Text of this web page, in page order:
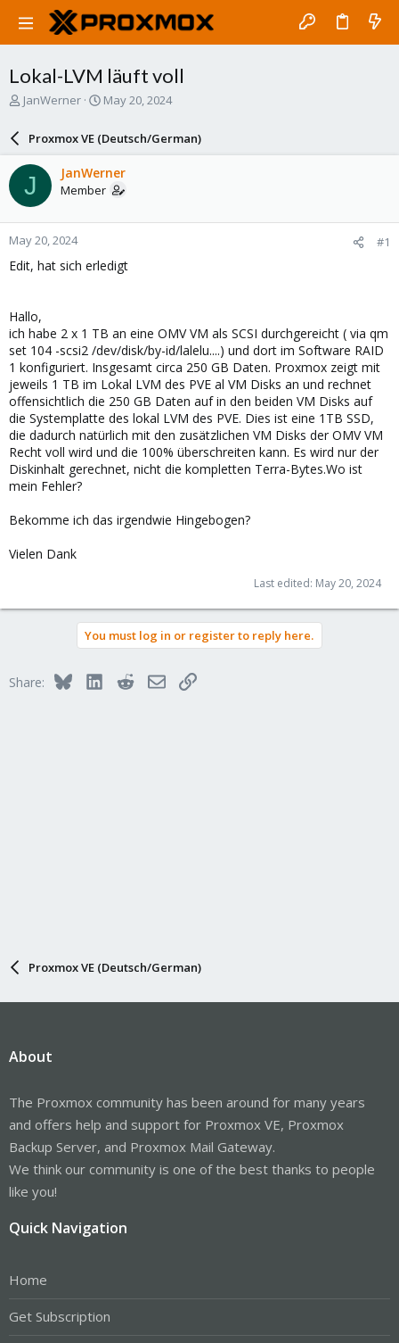
Lokal-LVM läuft voll
T
a
d
s
t
a
r
t
e
JanWerner
S
a
r
d
a
e
May 20, 2024
Proxmox VE (Deutsch/German)
J JanWerner
Member
May 20, 2024 #1
Edit, hat sich erledigt
Hallo,
ich habe 2 x 1 TB an eine OMV VM als SCSI durchgereicht ( via qm
set 104 -scsi2 /dev/disk/by-id/lalelu....) und dort im Software RAID
1 konfiguriert. Insgesamt circa 250 GB Daten. Proxmox zeigt mit
jeweils 1 TB im Lokal LVM des PVE al VM Disks an und rechnet
offensichtlich die 250 GB Daten auf in den beiden VM Disks auf
die Systemplatte des lokal LVM des PVE. Dies ist eine 1TB SSD,
die dadurch natürlich mit den zusätzlichen VM Disks der OMV VM
Recht voll wird und die 100% überschreiten kann. Es wird nur der
Diskinhalt gerechnet, nicht die kompletten Terra-Bytes.Wo ist
mein Fehler?
Bekomme ich das irgendwie Hingebogen?
Vielen Dank
Last edited: May 20, 2024
You must log in or register to reply here.
Share: BlueskyLinkedInRedditEmailLink
Proxmox VE (Deutsch/German)
About
The Proxmox community has been around for many years
and offers help and support for Proxmox VE, Proxmox
Backup Server, and Proxmox Mail Gateway.
We think our community is one of the best thanks to people
like you!
Quick Navigation
Home
Get Subscription